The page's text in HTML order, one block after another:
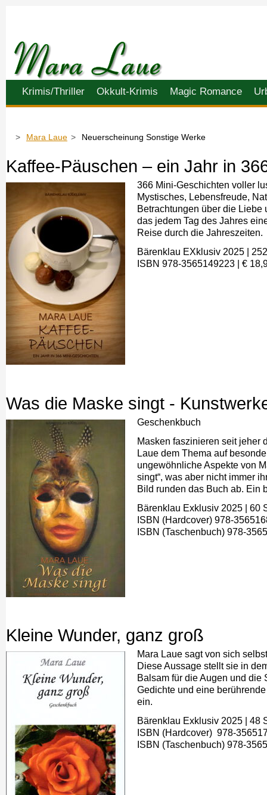
Navigation
überspringen
Krimis/Thriller Okkult-Krimis Magic Romance
Mara Laue Neuerscheinung Sonstige Werke
Kaffee-Päuschen – ein Jahr in
366 Mini-Geschichten voller
Mystisches, Lebensfreude,
Betrachtungen über die Liebe
das jedem Tag des Jahres
Reise durch die Jahreszeiten.
Bärenklau EXklusiv 2025 |
ISBN 978-3565149223 | €
Was die Maske singt -
Geschenkbuch
Masken faszinieren seit jeher
Laue dem Thema auf
ungewöhnliche Aspekte von
singt“, was aber nicht immer
Bild runden das Buch ab. Ein
Bärenklau Exklusiv 2025 | 60
ISBN (Hardcover) 978-
ISBN (Taschenbuch) 978-
Kleine Wunder, ganz groß
Mara Laue sagt von sich
Diese Aussage stellt sie in
Balsam für die Augen und
Gedichte und eine
ein.
Bärenklau Exklusiv 2025 | 48
ISBN (Hardcover) ‎ 978-
ISBN (Taschenbuch) 978-